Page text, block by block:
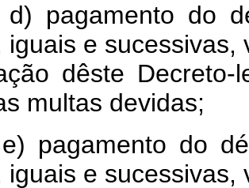
do
iguais e
dêste
multas devidas;
do
iguais e